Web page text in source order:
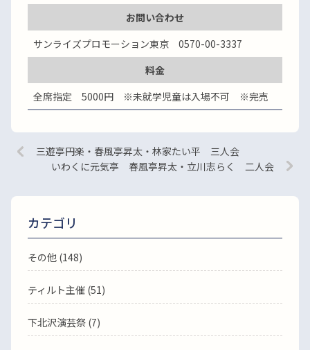
お問い合わせ
サンライズプロモーション東京 0570-00-3337
料金
全席指定 5000円 ※未就学児童は入場不可 ※完売
三遊亭円楽・春風亭昇太・林家たい平 三人会
いわくに元気亭 春風亭昇太・立川志らく 二人会
カテゴリ
その他 (148)
ティルト主催 (51)
下北沢演芸祭 (7)